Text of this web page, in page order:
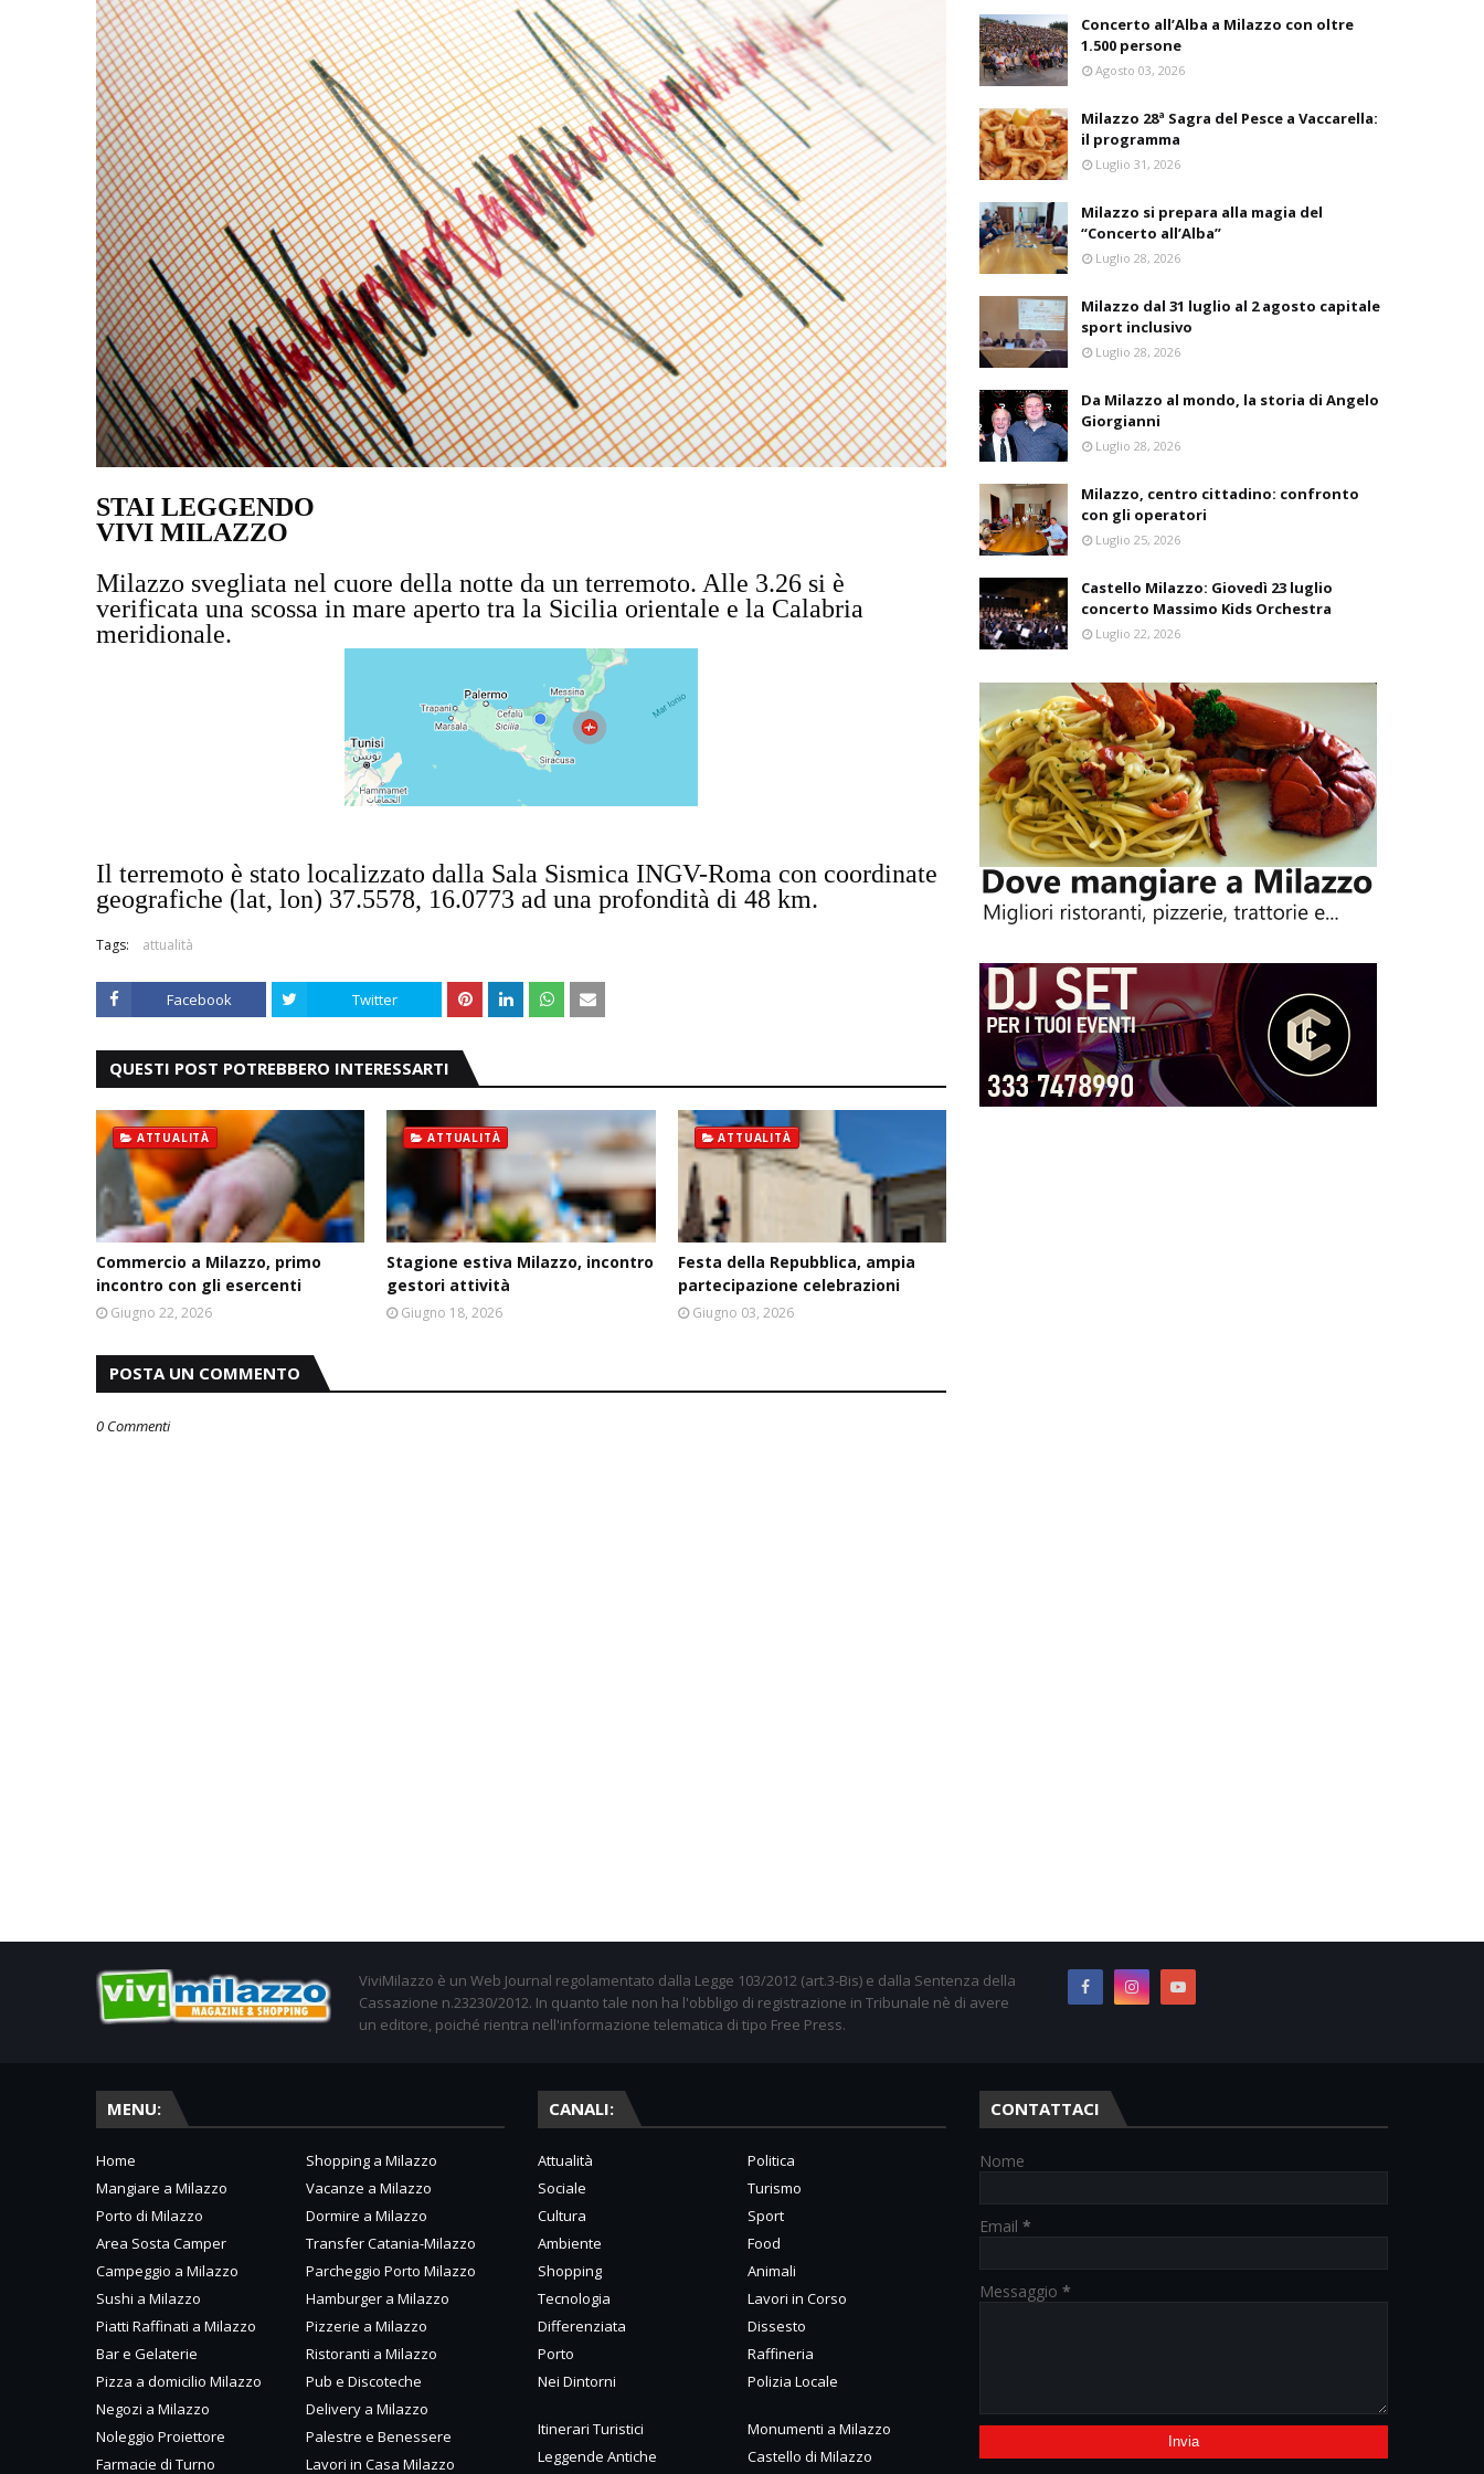
STAI LEGGENDO
VIVI MILAZZO
Milazzo svegliata nel cuore della notte da un terremoto. Alle 3.26 si è
verificata una scossa in mare aperto tra la Sicilia orientale e la Calabria
meridionale.
Il terremoto è stato localizzato dalla Sala Sismica INGV-Roma con coordinate
geografiche (lat, lon) 37.5578, 16.0773 ad una profondità di 48 km.
Tags: attualità
Facebook Twitter
QUESTI POST POTREBBERO INTERESSARTI
ATTUALITÀ
Commercio a Milazzo, primo
incontro con gli esercenti
Giugno 22, 2026
ATTUALITÀ
Stagione estiva Milazzo, incontro
gestori attività
Giugno 18, 2026
ATTUALITÀ
Festa della Repubblica, ampia
partecipazione celebrazioni
Giugno 03, 2026
POSTA UN COMMENTO
0 Commenti
Concerto all’Alba a Milazzo con oltre
1.500 persone
Agosto 03, 2026
Milazzo 28ª Sagra del Pesce a Vaccarella:
il programma
Luglio 31, 2026
Milazzo si prepara alla magia del
“Concerto all’Alba”
Luglio 28, 2026
Milazzo dal 31 luglio al 2 agosto capitale
sport inclusivo
Luglio 28, 2026
Da Milazzo al mondo, la storia di Angelo
Giorgianni
Luglio 28, 2026
Milazzo, centro cittadino: confronto
con gli operatori
Luglio 25, 2026
Castello Milazzo: Giovedì 23 luglio
concerto Massimo Kids Orchestra
Luglio 22, 2026
ViviMilazzo è un Web Journal regolamentato dalla Legge 103/2012 (art.3-Bis) e dalla Sentenza della
Cassazione n.23230/2012. In quanto tale non ha l'obbligo di registrazione in Tribunale nè di avere
un editore, poiché rientra nell'informazione telematica di tipo Free Press.
MENU:
Home
Shopping a Milazzo
Mangiare a Milazzo
Vacanze a Milazzo
Porto di Milazzo
Dormire a Milazzo
Area Sosta Camper
Transfer Catania-Milazzo
Campeggio a Milazzo
Parcheggio Porto Milazzo
Sushi a Milazzo
Hamburger a Milazzo
Piatti Raffinati a Milazzo
Pizzerie a Milazzo
Bar e Gelaterie
Ristoranti a Milazzo
Pizza a domicilio Milazzo
Pub e Discoteche
Negozi a Milazzo
Delivery a Milazzo
Noleggio Proiettore
Palestre e Benessere
Farmacie di Turno
Lavori in Casa Milazzo
CANALI:
Attualità
Politica
Sociale
Turismo
Cultura
Sport
Ambiente
Food
Shopping
Animali
Tecnologia
Lavori in Corso
Differenziata
Dissesto
Porto
Raffineria
Nei Dintorni
Polizia Locale
Itinerari Turistici
Monumenti a Milazzo
Leggende Antiche
Castello di Milazzo
CONTATTACI
Nome
Email *
Messaggio *